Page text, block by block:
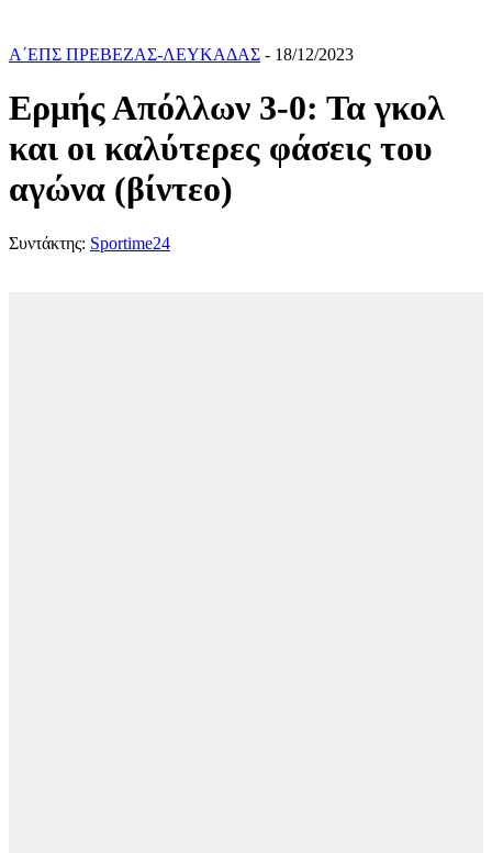
Α΄ΕΠΣ ΠΡΕΒΕΖΑΣ-ΛΕΥΚΑΔΑΣ - 18/12/2023
Ερμής Απόλλων 3-0: Τα γκολ
και οι καλύτερες φάσεις του
αγώνα (βίντεο)
Συντάκτης: Sportime24